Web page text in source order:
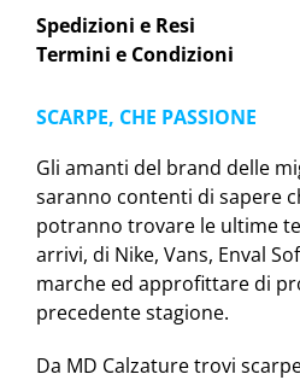
Spedizioni e Resi
Termini e Condizioni
SCARPE, CHE PASSIONE
Gli amanti del brand delle
saranno contenti di sapere
potranno trovare le ultime
arrivi, di Nike, Vans, Enval
marche ed approfittare di
precedente stagione.
Da MD Calzature trovi